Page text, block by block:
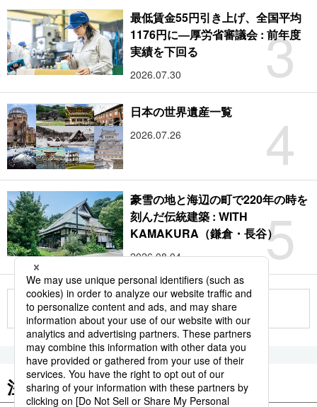
3
最低賃金55円引き上げ、全国平均
1176円に―厚労省審議会 : 前年度
実績を下回る
2026.07.30
4
日本の世界遺産一覧
2026.07.26
5
豪雪の地と海辺の町で220年の時を
刻んだ伝統建築 : WITH
KAMAKURA（鎌倉・長谷）
2026.08.04
もっと見る
注目のキーワード